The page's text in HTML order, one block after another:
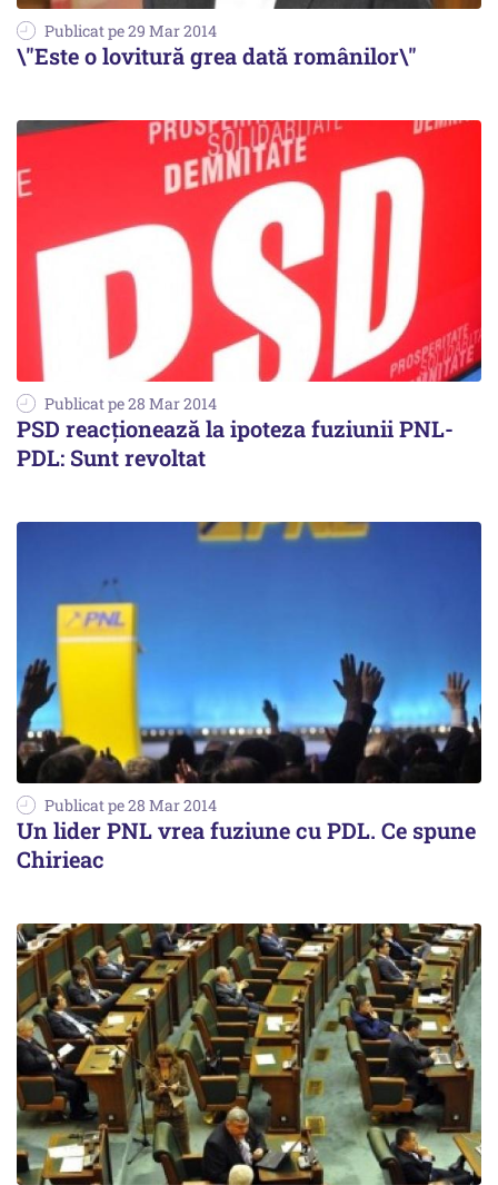
Publicat pe 29 Mar 2014
\"Este o lovitură grea dată românilor\"
Publicat pe 28 Mar 2014
PSD reacționează la ipoteza fuziunii PNL-
PDL: Sunt revoltat
Publicat pe 28 Mar 2014
Un lider PNL vrea fuziune cu PDL. Ce spune
Chirieac